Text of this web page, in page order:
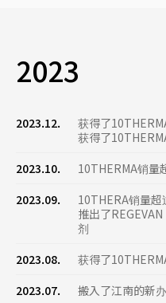
2023
2023.12.
获得了
获得了
2023.10.
10THERMA销量
2023.09.
10THERA销量超
推出了
剂
2023.08.
获得了
2023.07.
搬入了江南的新